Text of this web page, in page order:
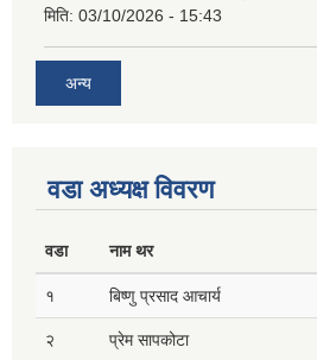
मिति: 03/10/2026 - 15:43
अन्य
वडा अध्यक्ष विवरण
वडा नाम थर
१ बिष्णु प्रसाद आचार्य
२ प्रेम सापकोटा